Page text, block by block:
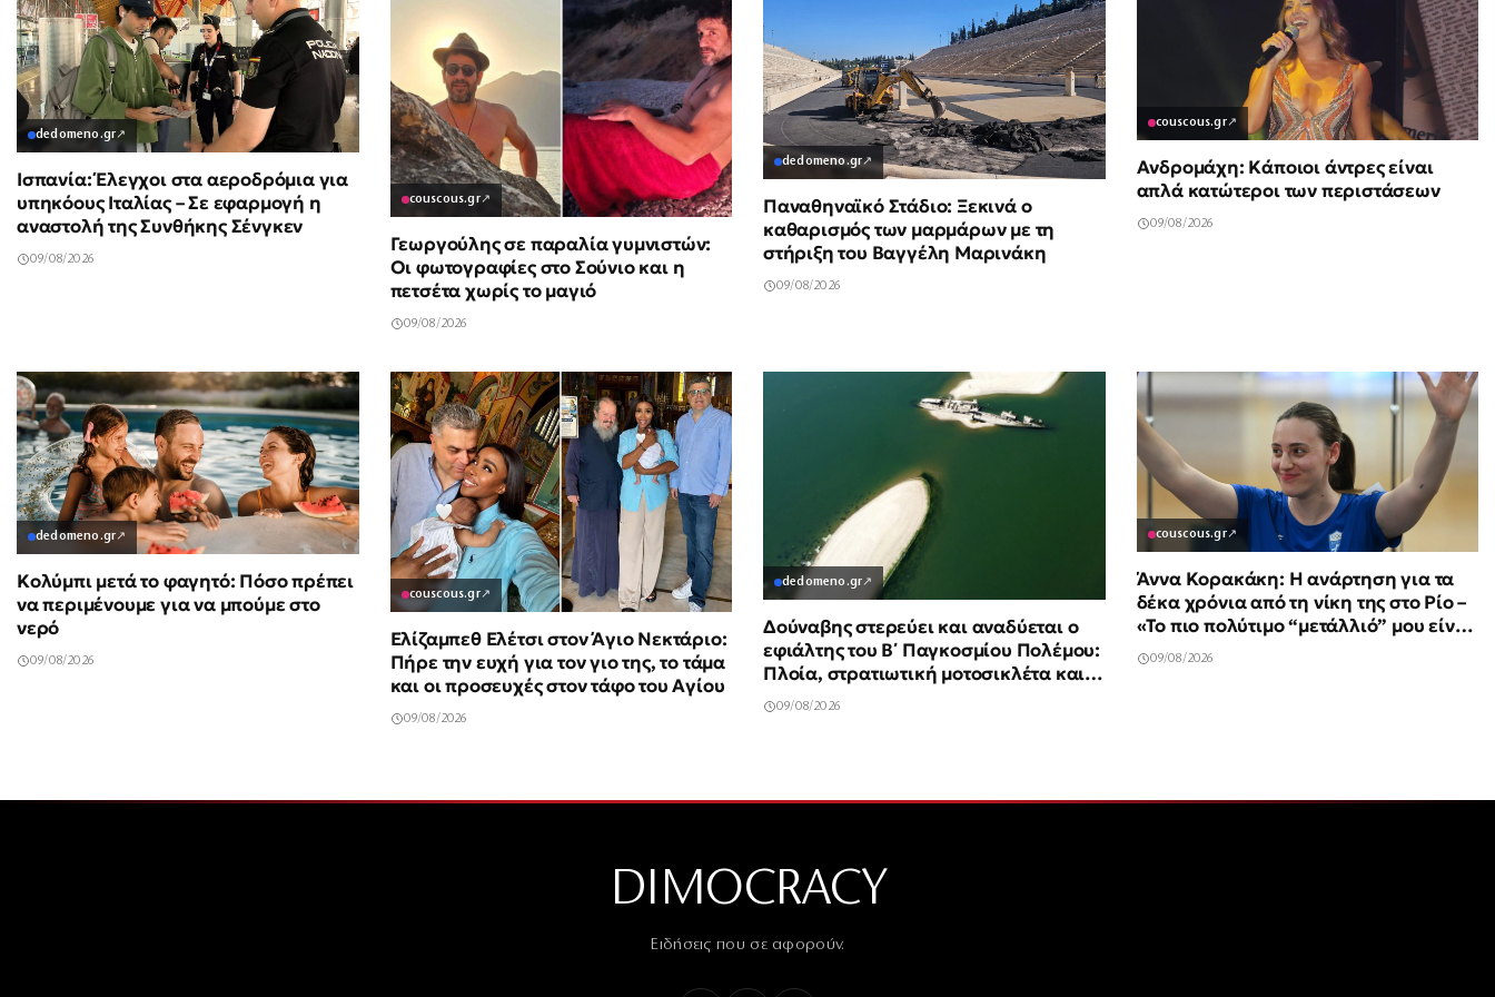
dedomeno.gr↗
Ισπανία: Έλεγχοι στα αεροδρόμια για
υπηκόους Ιταλίας – Σε εφαρμογή η
αναστολή της Συνθήκης Σένγκεν
09/08/2026
couscous.gr↗
Γεωργούλης σε παραλία γυμνιστών:
Οι φωτογραφίες στο Σούνιο και η
πετσέτα χωρίς το μαγιό
09/08/2026
dedomeno.gr↗
Παναθηναϊκό Στάδιο: Ξεκινά ο
καθαρισμός των μαρμάρων με τη
στήριξη του Βαγγέλη Μαρινάκη
09/08/2026
couscous.gr↗
Ανδρομάχη: Κάποιοι άντρες είναι
απλά κατώτεροι των περιστάσεων
09/08/2026
dedomeno.gr↗
Κολύμπι μετά το φαγητό: Πόσο πρέπει
να περιμένουμε για να μπούμε στο
νερό
09/08/2026
couscous.gr↗
Ελίζαμπεθ Ελέτσι στον Άγιο Νεκτάριο:
Πήρε την ευχή για τον γιο της, το τάμα
και οι προσευχές στον τάφο του Αγίου
09/08/2026
dedomeno.gr↗
Δούναβης στερεύει και αναδύεται ο
εφιάλτης του Β΄ Παγκοσμίου Πολέμου:
Πλοία, στρατιωτική μοτοσικλέτα και
βόμβα 700 κιλών
09/08/2026
couscous.gr↗
Άννα Κορακάκη: Η ανάρτηση για τα
δέκα χρόνια από τη νίκη της στο Ρίο –
«Το πιο πολύτιμο “μετάλλιό” μου είναι
η κόρη μου»
09/08/2026
DIMOCRACY
Ειδήσεις που σε αφορούν.